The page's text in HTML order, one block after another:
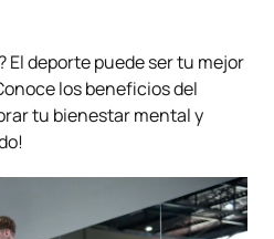
El deporte puede ser tu mejor
los beneficios del
tu bienestar mental y